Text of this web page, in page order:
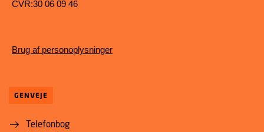
CVR:30 06 09 46
Brug af personoplysninger
GENVEJE
Telefonbog